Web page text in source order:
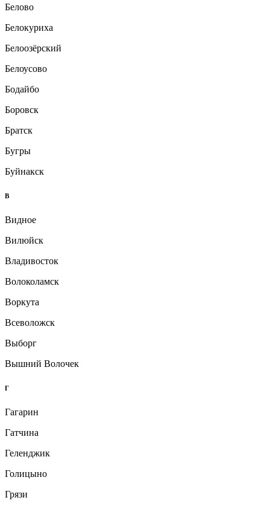
Белово
Белокуриха
Белоозёрский
Белоусово
Бодайбо
Боровск
Братск
Бугры
Буйнакск
В
Видное
Вилюйск
Владивосток
Волоколамск
Воркута
Всеволожск
Выборг
Вышний Волочек
Г
Гагарин
Гатчина
Геленджик
Голицыно
Грязи